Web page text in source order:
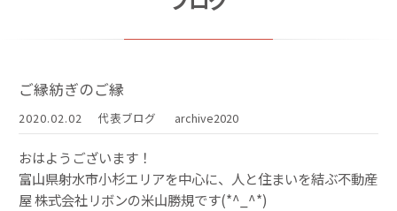
ご縁紡ぎのご縁
2020.02.02 代表ブログ archive2020
おはようございます！
富山県射水市小杉エリアを中心に、人と住まいを結ぶ不動産
屋 株式会社リボンの米山勝規です(*^_^*)